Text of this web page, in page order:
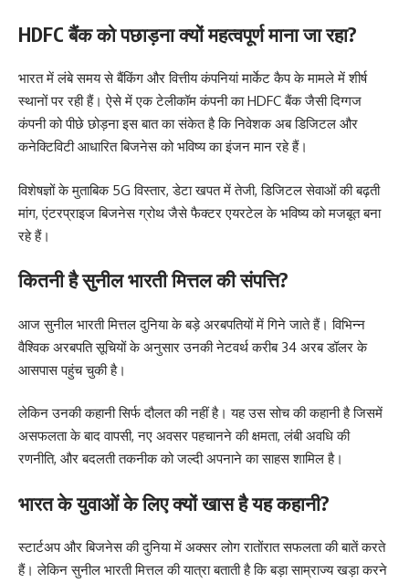
HDFC बैंक को पछाड़ना क्यों महत्वपूर्ण माना जा रहा?
भारत में लंबे समय से बैंकिंग और वित्तीय कंपनियां मार्केट कैप के मामले में शीर्ष
स्थानों पर रही हैं। ऐसे में एक टेलीकॉम कंपनी का HDFC बैंक जैसी दिग्गज
कंपनी को पीछे छोड़ना इस बात का संकेत है कि निवेशक अब डिजिटल और
कनेक्टिविटी आधारित बिजनेस को भविष्य का इंजन मान रहे हैं।
विशेषज्ञों के मुताबिक 5G विस्तार, डेटा खपत में तेजी, डिजिटल सेवाओं की बढ़ती
मांग, एंटरप्राइज बिजनेस ग्रोथ जैसे फैक्टर एयरटेल के भविष्य को मजबूत बना
रहे हैं।
कितनी है सुनील भारती मित्तल की संपत्ति?
आज सुनील भारती मित्तल दुनिया के बड़े अरबपतियों में गिने जाते हैं। विभिन्न
वैश्विक अरबपति सूचियों के अनुसार उनकी नेटवर्थ करीब 34 अरब डॉलर के
आसपास पहुंच चुकी है।
लेकिन उनकी कहानी सिर्फ दौलत की नहीं है। यह उस सोच की कहानी है जिसमें
असफलता के बाद वापसी, नए अवसर पहचानने की क्षमता, लंबी अवधि की
रणनीति, और बदलती तकनीक को जल्दी अपनाने का साहस शामिल है।
भारत के युवाओं के लिए क्यों खास है यह कहानी?
स्टार्टअप और बिजनेस की दुनिया में अक्सर लोग रातोंरात सफलता की बातें करते
हैं। लेकिन सुनील भारती मित्तल की यात्रा बताती है कि बड़ा साम्राज्य खड़ा करने